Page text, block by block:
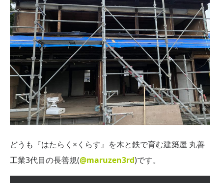
どうも『はたらく×くらす』を木と鉄で育む建築屋 丸善
工業3代目の長善規(@maruzen3rd)です。